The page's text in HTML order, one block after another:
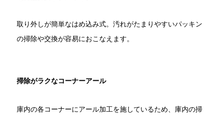
取り外しが簡単なはめ込み式。汚れがたまりやすいパッキン
の掃除や交換が容易におこなえます。
掃除がラクなコーナーアール
庫内の各コーナーにアール加工を施しているため、庫内の掃